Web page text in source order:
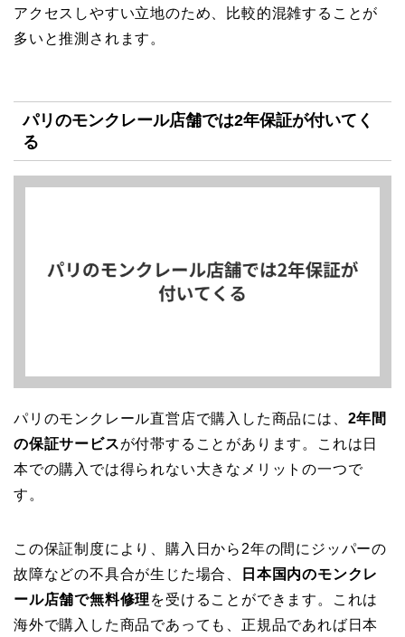
アクセスしやすい立地のため、比較的混雑することが
多いと推測されます。
パリのモンクレール店舗では2年保証が付いてく
る
パリのモンクレール直営店で購入した商品には、 2年間
の保証サービスが付帯することがあります。これは日
本での購入では得られない大きなメリットの一つで
す。
この保証制度により、購入日から2年の間にジッパーの
故障などの不具合が生じた場合、
日本国内のモンクレ
ール店舗で無料修理 を受けることができます。これは
海外で購入した商品であっても、正規品であれば日本